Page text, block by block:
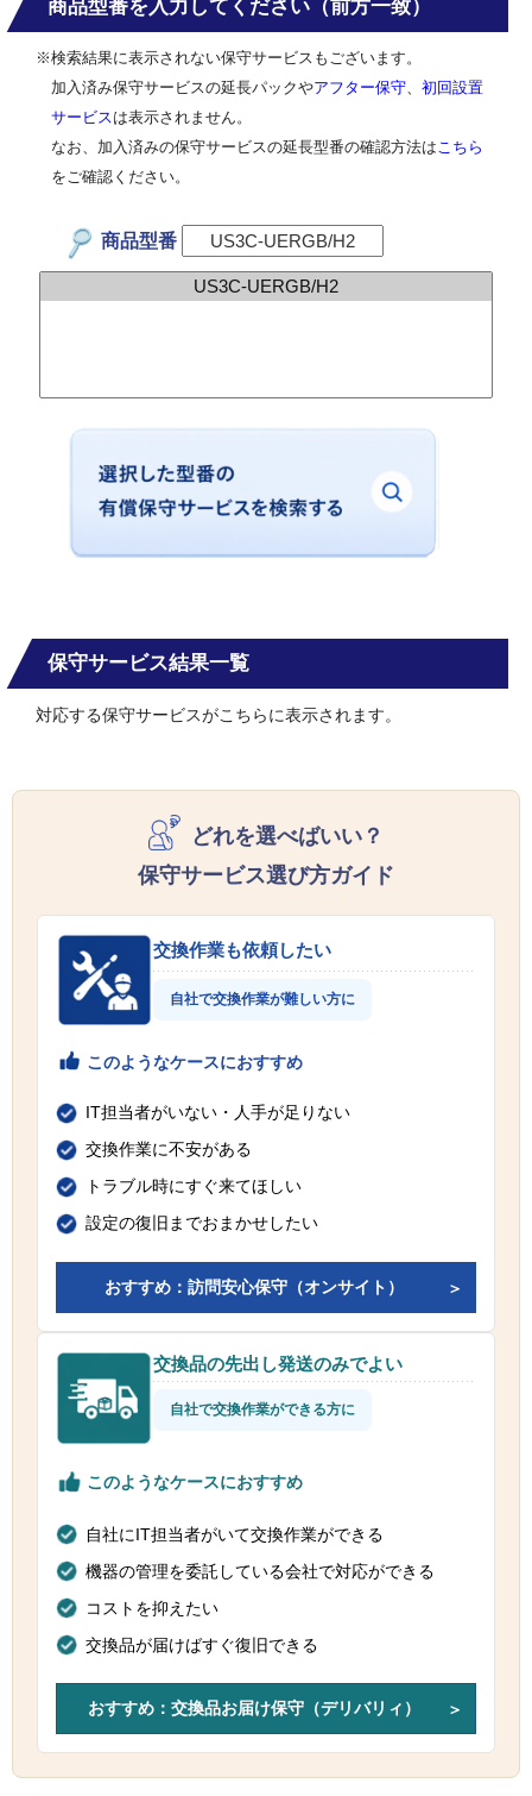
商品型番を入力してください（前方一致）
※検索結果に表示されない保守サービスもございます。
加入済み保守サービスの延長パックやアフター保守
初回設置
サービス は表示されません。
なお、加入済みの保守サービスの延長型番の確認方法は こちら
をご確認ください。
商品型番
保守サービス結果一覧
対応する保守サービスがこちらに表示されます。
どれを選べばいい？
保守サービス選び方ガイド
交換作業も依頼したい
自社で交換作業が難しい方に
このようなケースにおすすめ
IT担当者がいない・人手が足りない
交換作業に不安がある
トラブル時にすぐ来てほしい
設定の復旧までおまかせしたい
おすすめ：訪問安心保守（オンサイト）
交換品の先出し発送のみでよい
自社で交換作業ができる方に
このようなケースにおすすめ
自社にIT担当者がいて交換作業ができる
機器の管理を委託している会社で対応ができる
コストを抑えたい
交換品が届けばすぐ復旧できる
おすすめ：交換品お届け保守（デリバリィ）